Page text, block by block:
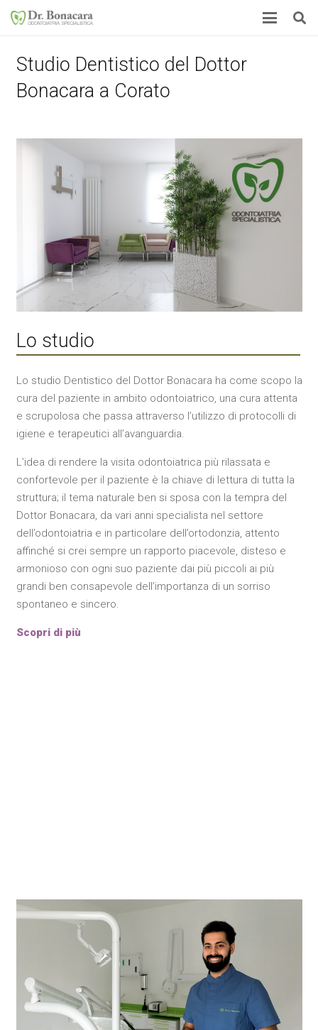
Studio Dentistico del Dottor
Bonacara a Corato
Lo studio
Lo studio Dentistico del Dottor Bonacara ha come scopo la
cura del paziente in ambito odontoiatrico, una cura attenta
e scrupolosa che passa attraverso l’utilizzo di protocolli di
igiene e terapeutici all’avanguardia.
L’idea di rendere la visita odontoiatrica più rilassata e
confortevole per il paziente è la chiave di lettura di tutta la
struttura; il tema naturale ben si sposa con la tempra del
Dottor Bonacara, da vari anni specialista nel settore
dell’odontoiatria e in particolare dell’ortodonzia, attento
affinché si crei sempre un rapporto piacevole, disteso e
armonioso con ogni suo paziente dai più piccoli ai più
grandi ben consapevole dell’importanza di un sorriso
spontaneo e sincero.
Scopri di più